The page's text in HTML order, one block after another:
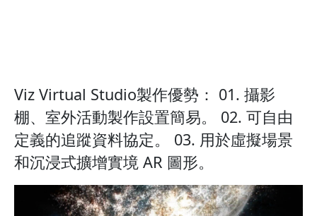
Viz Virtual Studio製作優勢： 01. 攝影
棚、室外活動製作設置簡易。 02. 可自由
定義的追蹤資料協定。 03. 用於虛擬場景
和沉浸式擴增實境 AR 圖形。